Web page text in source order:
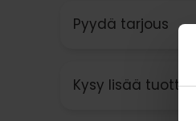
Pyydä tarjous
Kysy lisää